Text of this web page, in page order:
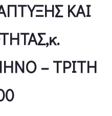
ΚΑΙ
– ΤΡΙΤΗ